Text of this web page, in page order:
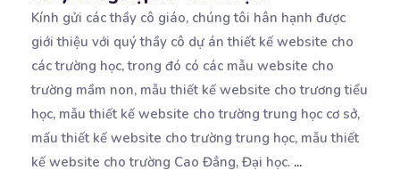
Kính gửi các thầy cô giáo, chúng tôi hân hạnh được
giới thiệu với quý thầy cô dự án thiết kế website cho
các trường học, trong đó có các mẫu website cho
trường mầm non, mẫu thiết kế website cho trương tiểu
học, mẫu thiết kế website cho trường trung học cơ sở,
mấu thiết kế website cho trường trung học, mẫu thiết
kế website cho trường Cao Đẳng, Đại học. ...